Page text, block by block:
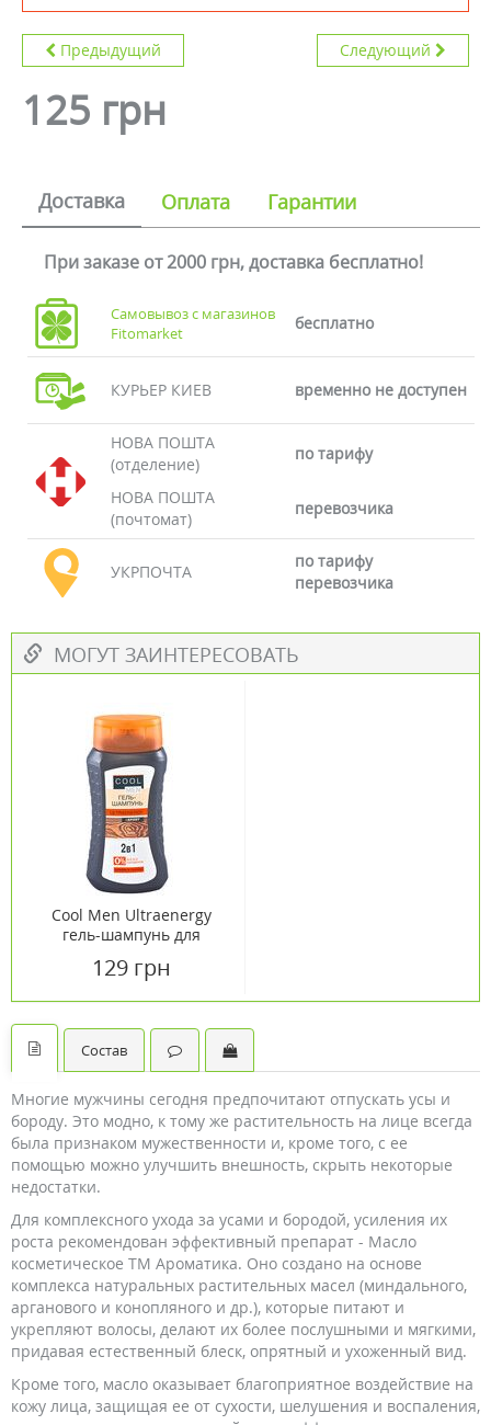
Предыдущий Следующий
125 грн
Доставка Оплата Гарантии
При заказе от 2000 грн, доставка бесплатно!
Самовывоз с магазинов
Fitomarket
бесплатно
КУРЬЕР КИЕВ временно не доступен
НОВА ПОШТА
(отделение)
по тарифу
НОВА ПОШТА
(почтомат)
перевозчика
УКРПОЧТА
по тарифу
перевозчика
МОГУТ ЗАИНТЕРЕСОВАТЬ
Cool Men Ultraenergy
гель-шампунь для
129 грн
Состав
Многие мужчины сегодня предпочитают отпускать усы и
бороду. Это модно, к тому же растительность на лице всегда
была признаком мужественности и, кроме того, с ее
помощью можно улучшить внешность, скрыть некоторые
недостатки.
Для комплексного ухода за усами и бородой, усиления их
роста рекомендован эффективный препарат - Масло
косметическое ТМ Ароматика. Оно создано на основе
комплекса натуральных растительных масел (миндального,
арганового и конопляного и др.), которые питают и
укрепляют волосы, делают их более послушными и мягкими,
придавая естественный блеск, опрятный и ухоженный вид.
Кроме того, масло оказывает благоприятное воздействие на
кожу лица, защищая ее от сухости, шелушения и воспаления,